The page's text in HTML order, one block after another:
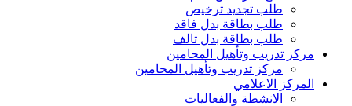
طلب تجديد ترخيص
طلب بطاقة بدل فاقد
طلب بطاقة بدل تالف
مركز تدريب وتأهيل المحامين
مركز تدريب وتأهيل المحامين
المركز الاعلامي
الانشطة والفعاليات